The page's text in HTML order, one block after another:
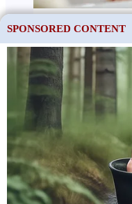
This site uses cookies to store
to the use
SPONSORED CONTENT